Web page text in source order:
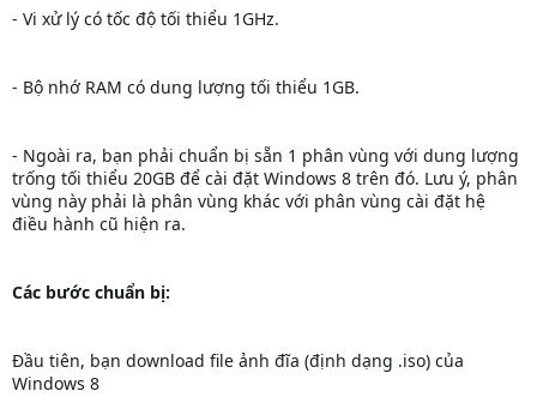
- Vi xử lý có tốc độ tối thiểu 1GHz.
- Bộ nhớ RAM có dung lượng tối thiểu 1GB.
- Ngoài ra, bạn phải chuẩn bị sẵn 1 phân vùng với dung lượng
trống tối thiểu 20GB để cài đặt Windows 8 trên đó. Lưu ý, phân
vùng này phải là phân vùng khác với phân vùng cài đặt hệ
điều hành cũ hiện ra.
Các bước chuẩn bị:
Đầu tiên, bạn download file ảnh đĩa (định dạng .iso) của
Windows 8